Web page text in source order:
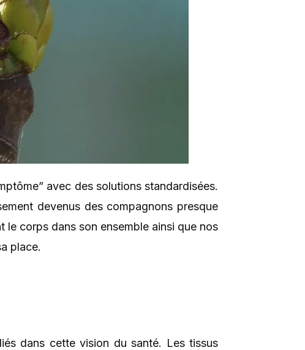
avec des solutions standardisées.
devenus des compagnons presque
corps dans son ensemble ainsi que nos
place.
dans cette vision du santé. Les tissus